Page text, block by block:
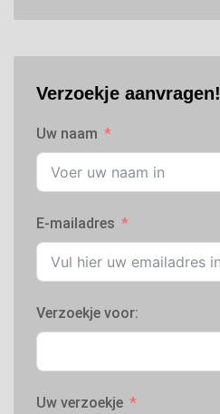
Verzoekje aanvragen!
Uw naam
E-mailadres
Verzoekje voor:
Uw verzoekje